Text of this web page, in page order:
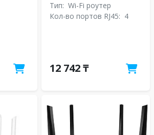
Тип: Wi-Fi роутер
Кол-во портов RJ45: 4
12 742 ₸